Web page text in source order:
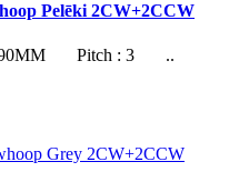
Pelēki 2CW+2CCW
90MM Pitch : 3 ..